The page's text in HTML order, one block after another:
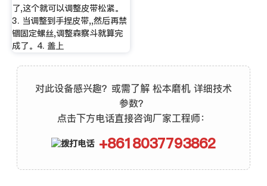
了,这个就可以调整皮带松紧。
3. 当调整到手捏皮带,,然后再禁
锢固定螺丝,调整森察斗就算完
成了。4. 盖上
对此设备感兴趣？或需了解 松本磨机 详细技术
参数？
点击下方电话直接咨询厂家工程师：
+8618037793862